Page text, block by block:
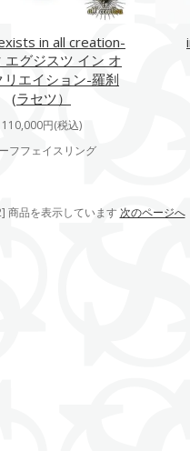
in all creation-
エグジスツ イン オ
リエイション-羅刹
(ラセツ）
110,000円(税込)
フフェイスリング
商品を表示しています 次のページへ